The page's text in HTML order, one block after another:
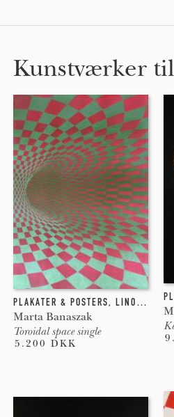
Kunstværker
PLAKATER & POSTERS, LINOLEUMSTRYK
Marta Banaszak
Toroidal space single
5.200 DKK